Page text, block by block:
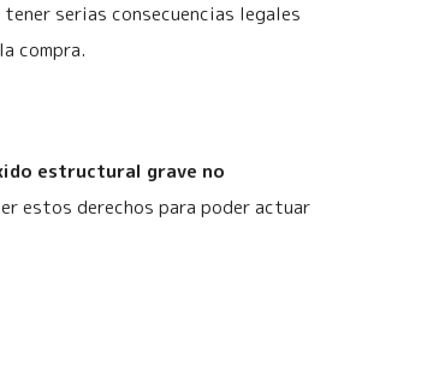
serias consecuencias legales
compra.
estructural grave no
estos derechos para poder actuar